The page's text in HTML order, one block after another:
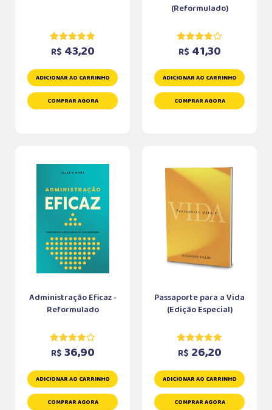
R$ 43,20
ADICIONAR AO CARRINHO
COMPRAR AGORA
(Reformulado)
R$ 41,30
ADICIONAR AO CARRINHO
COMPRAR AGORA
Administração Eficaz -
Reformulado
R$ 36,90
ADICIONAR AO CARRINHO
COMPRAR AGORA
Passaporte para a Vida
(Edição Especial)
R$ 26,20
ADICIONAR AO CARRINHO
COMPRAR AGORA